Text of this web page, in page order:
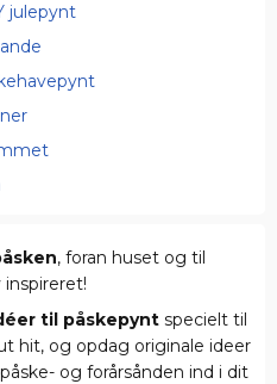
julepynt
, foran huset og til
inspireret!
til påskepynt specielt til
hit, og opdag originale ideer
og forårsånden ind i dit